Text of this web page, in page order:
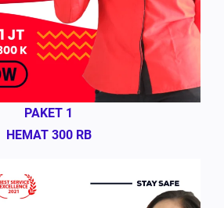
PAKET 1
HEMAT 300 RB